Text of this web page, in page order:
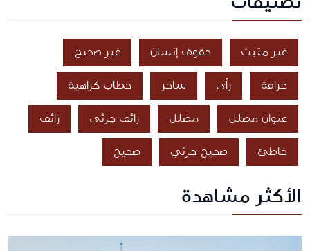
غير مثبت حقوق إنسان غير صحيح
خرافة رأي ساخر خطاب كراهية
عنوان مضلل مضلل زائف جزئي زائف
خاطئ صحيح جزئي صحيح
الأكثر مشاهدة